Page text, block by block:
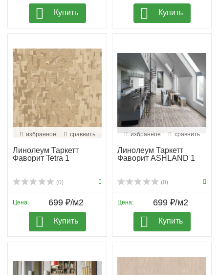
Купить Купить
избранное сравнить
Линолеум Таркетт
Фаворит Tetra 1
(0)
Цена: 699 ₽/м2
Купить
избранное сравнить
Линолеум Таркетт
Фаворит ASHLAND 1
(0)
Цена: 699 ₽/м2
Купить